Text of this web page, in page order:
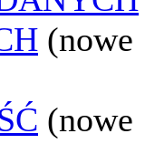
(nowe
(nowe